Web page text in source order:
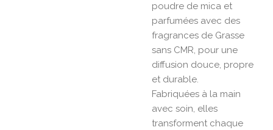
poudre de mica et
parfumées avec des
fragrances de Grasse
sans CMR, pour une
diffusion douce, propre
et durable.
Fabriquées à la main
avec soin, elles
transforment chaque